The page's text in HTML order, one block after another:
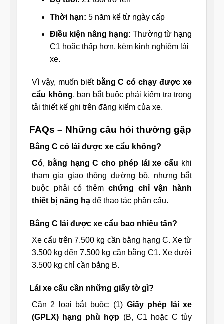
Thời hạn: 5 năm kể từ ngày cấp
Điều kiện nâng hạng: Thường từ hạng
C1 hoặc thấp hơn, kèm kinh nghiệm lái
xe.
Vì vậy, muốn biết bằng C có chạy được xe
cẩu không, bạn bắt buộc phải kiểm tra trọng
tải thiết kế ghi trên đăng kiểm của xe.
FAQs – Những câu hỏi thường gặp
Bằng C có lái được xe cẩu không?
Có, bằng hạng C cho phép lái xe cẩu khi
tham gia giao thông đường bộ, nhưng bắt
buộc phải có thêm chứng chỉ vận hành
thiết bị nâng hạ để thao tác phần cẩu.
Bằng C lái được xe cẩu bao nhiêu tấn?
Xe cẩu trên 7.500 kg cần bằng hạng C. Xe từ
3.500 kg đến 7.500 kg cần bằng C1. Xe dưới
3.500 kg chỉ cần bằng B.
Lái xe cẩu cần những giấy tờ gì?
Cần 2 loại bắt buộc: (1) Giấy phép lái xe
(GPLX) hạng phù hợp (B, C1 hoặc C tùy